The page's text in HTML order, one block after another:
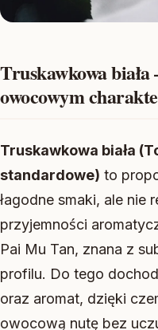
Truskawkowa
owocowym
Truskawkowa biała
standardowe) to
łagodne smaki, ale nie
przyjemności
Pai Mu Tan, znana z
profilu. Do tego
oraz aromat, dzięki
owocową nutę bez